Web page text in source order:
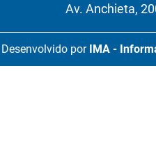
Av. Anchieta,
Desenvolvido por IMA -